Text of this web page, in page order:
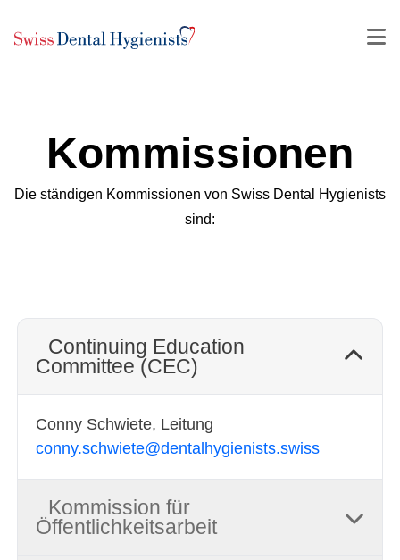
Kommissionen
Die ständigen Kommissionen von Swiss Dental Hygienists
sind:
Continuing Education
Committee (CEC)
Conny Schwiete, Leitung
conny.schwiete@dentalhygienists.swiss
Kommission für
Öffentlichkeitsarbeit